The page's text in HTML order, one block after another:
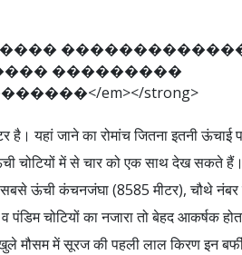
���� ������������
��� ���������
������</em></strong>
यहां जाने का रोमांच जितना इतनी ऊंचाई
चोटियों में से चार को एक साथ देख सकते
ऊंची कंचनजंघा (8585 मीटर), चौथे नंबर
चोटियों का नजारा तो बेहद आकर्षक
मौसम में सूरज की पहली लाल किरण इन